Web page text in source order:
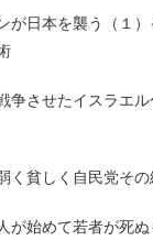
が日本を襲う（１
争させたイスラエ
く貧しく自民党そ
が始めて若者が死ぬ